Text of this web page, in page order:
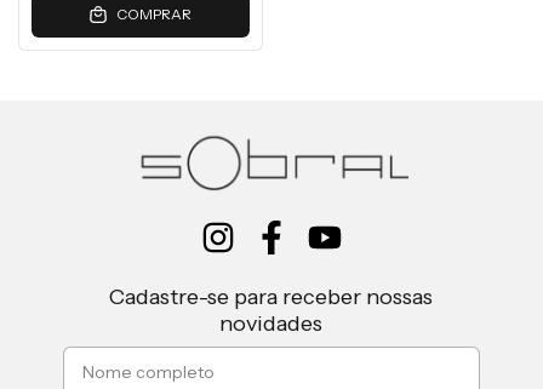
COMPRAR
Cadastre-se para receber nossas
novidades